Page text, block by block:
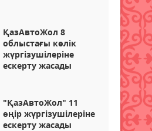
ҚазАвтоЖол 8
облыстағы көлік
жүргізушілеріне
ескерту жасады
"ҚазАвтоЖол" 11
өңір жүргізушілеріне
ескерту жасады